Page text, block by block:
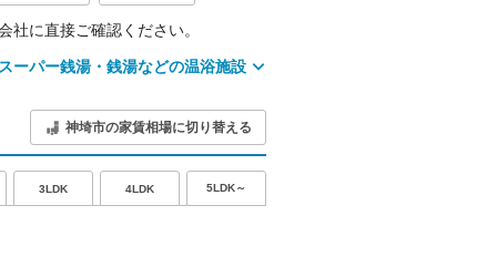
に直接ご確認ください。
ーパー銭湯・銭湯などの温浴施設
神埼市の家賃相場に切り替える
3LDK 4LDK 5LDK～